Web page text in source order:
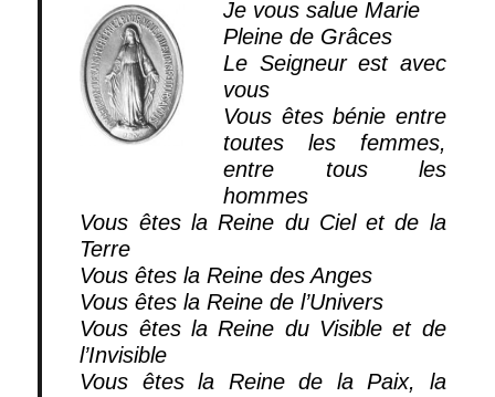
Je vous salue Marie
Pleine de Grâces
Le Seigneur est avec
vous
Vous êtes bénie entre
toutes les femmes,
entre tous les
hommes
Vous êtes la Reine du Ciel et de la
Terre
Vous êtes la Reine des Anges
Vous êtes la Reine de l’Univers
Vous êtes la Reine du Visible et de
l’Invisible
Vous êtes la Reine de la Paix, la